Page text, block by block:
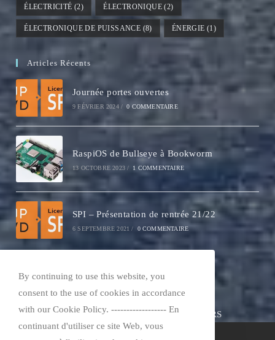
ÉLECTRICITÉ (2) ÉLECTRONIQUE (2)
ÉLECTRONIQUE DE PUISSANCE (8) ÉNERGIE (1)
Articles Récents
Journée portes ouvertes
9 FÉVRIER 2024 / 0 COMMENTAIRE
RaspiOS de Bullseye à Bookworm
13 OCTOBRE 2023 / 1 COMMENTAIRE
SPI – Présentation de rentrée 21/22
6 SEPTEMBRE 2021 / 0 COMMENTAIRE
Enseignant/Chercheur au laboratoire PROMES-CNRS
By continuing to use this website, you
consent to the use of cookies in accordance
with our Cookie Policy. ------------------ En
continuant d'utiliser ce site Web, vous